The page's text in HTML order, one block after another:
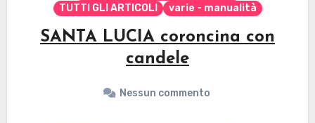
TUTTI GLI ARTICOLI
varie - manualità
SANTA LUCIA coroncina con
candele
Nessun commento